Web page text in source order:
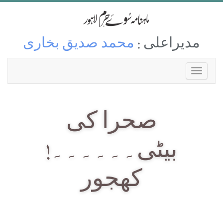
مدیراعلی : محمد صدیق بخاری
صحرا کی
بیٹی۔۔۔۔۔۔!
کھجور